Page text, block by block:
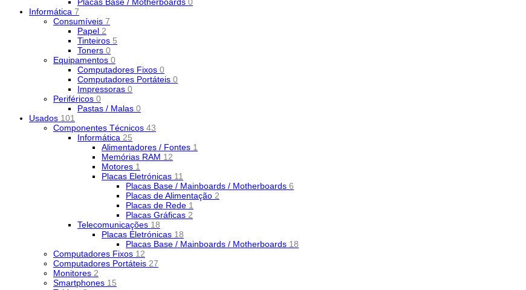
Informática 7
Consumíveis 7
Papel 2
Tinteiros 5
Toners 0
Equipamentos 0
Computadores Fixos 0
Computadores Portáteis 0
Impressoras 0
Periféricos 0
Pastas / Malas 0
Usados 101
Componentes Técnicos 43
Informática 25
Alimentadores / Fontes 1
Memórias RAM 12
Motores 1
Placas Eletrónicas 11
Placas Base / Mainboards / Motherboards 6
Placas de Alimentação 2
Placas de Rede 1
Placas Gráficas 2
Telecomunicações 18
Placas Eletrónicas 18
Placas Base / Mainboards / Motherboards 18
Computadores Fixos 12
Computadores Portáteis 27
Monitores 2
Smartphones 15